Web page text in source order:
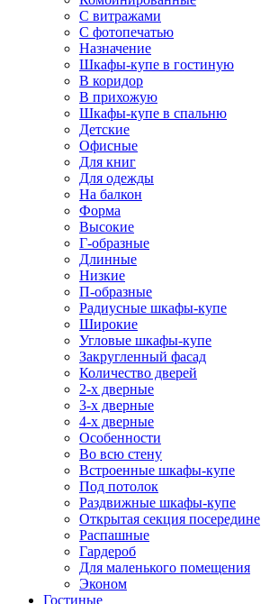
С витражами
С фотопечатью
Назначение
Шкафы-купе в гостиную
В коридор
В прихожую
Шкафы-купе в спальню
Детские
Офисные
Для книг
Для одежды
На балкон
Форма
Высокие
Г-образные
Длинные
Низкие
П-образные
Радиусные шкафы-купе
Широкие
Угловые шкафы-купе
Закругленный фасад
Количество дверей
2-х дверные
3-х дверные
4-х дверные
Особенности
Во всю стену
Встроенные шкафы-купе
Под потолок
Раздвижные шкафы-купе
Открытая секция посередине
Распашные
Гардероб
Для маленького помещения
Эконом
Гостиные